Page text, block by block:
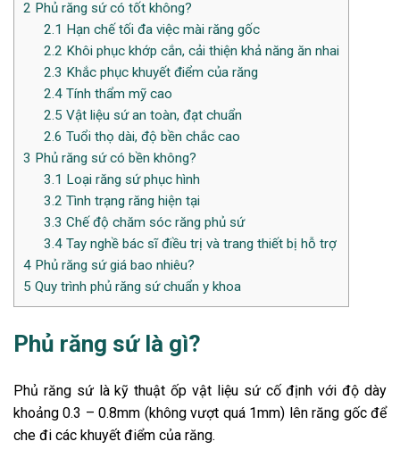
2 Phủ răng sứ có tốt không?
2.1 Hạn chế tối đa việc mài răng gốc
2.2 Khôi phục khớp cắn, cải thiện khả năng ăn nhai
2.3 Khắc phục khuyết điểm của răng
2.4Tính thẩm mỹ cao
2.5 Vật liệu sứ an toàn, đạt chuẩn
2.6 Tuổi thọ dài, độ bền chắc cao
3 Phủ răng sứ có bền không?
3.1 Loại răng sứ phục hình
3.2 Tình trạng răng hiện tại
3.3 Chế độ chăm sóc răng phủ sứ
3.4Tay nghề bác sĩ điều trị và trang thiết bị hỗ trợ
4 Phủ răng sứ giá bao nhiêu?
5 Quy trình phủ răng sứ chuẩn y khoa
Phủ răng sứ là gì?
Phủ răng sứlà kỹ thuật ốp vật liệu sứ cố định với độ dày
khoảng 0.3 – 0.8mm (không vượt quá 1mm) lên răng gốc để
che đi các khuyết điểm của răng.